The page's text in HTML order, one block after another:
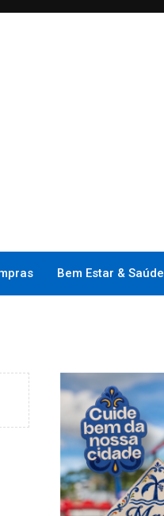
Bem Estar & Saúde